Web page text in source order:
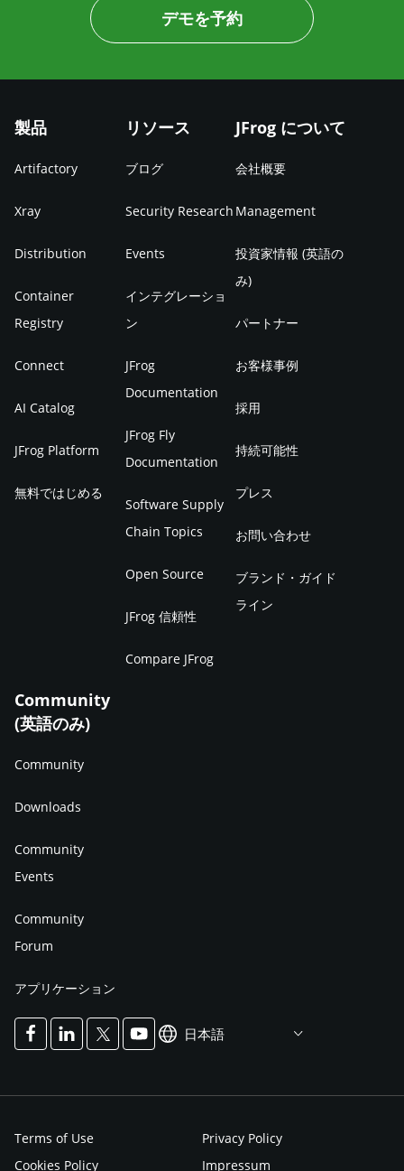
デモを予約
製品
Artifactory
Xray
Distribution
Container
Registry
Connect
AI Catalog
JFrog Platform
無料ではじめる
リソース
ブログ
Security Research
Events
インテグレーショ
ン
JFrog
Documentation
JFrog Fly
Documentation
Software Supply
Chain Topics
Open Source
JFrog 信頼性
Compare JFrog
JFrog について
会社概要
Management
投資家情報 (英語の
み)
パートナー
お客様事例
採用
持続可能性
プレス
お問い合わせ
ブランド・ガイド
ライン
Community
(英語のみ)
Community
Downloads
Community
Events
Community
Forum
アプリケーション
日本語
Terms of Use
Privacy Policy
Cookies Policy
Impressum